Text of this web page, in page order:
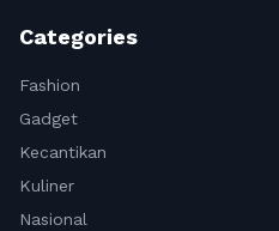
Categories
Fashion
Gadget
Kecantikan
Kuliner
Nasional